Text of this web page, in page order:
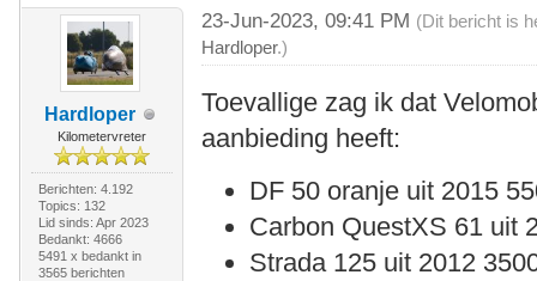
Hardloper
Kilometervreter
Berichten: 4.192
Topics: 132
Lid sinds: Apr 2023
Bedankt: 4666
5491 x bedankt in
3565 berichten
23-Jun-2023, 09:41 PM (Dit bericht is
Hardloper.)
Toevallige zag ik dat
aanbieding heeft:
DF 50 oranje uit 2015
Carbon QuestXS 61 uit
Strada 125 uit 2012